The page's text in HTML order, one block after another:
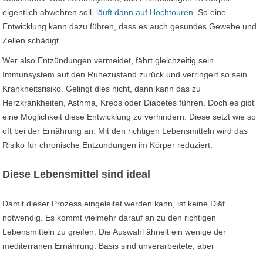
eigentlich abwehren soll, läuft dann auf Hochtouren . So eine
Entwicklung kann dazu führen, dass es auch gesundes Gewebe und
Zellen schädigt.
Wer also Entzündungen vermeidet, fährt gleichzeitig sein
Immunsystem auf den Ruhezustand zurück und verringert so sein
Krankheitsrisiko. Gelingt dies nicht, dann kann das zu
Herzkrankheiten, Asthma, Krebs oder Diabetes führen. Doch es gibt
eine Möglichkeit diese Entwicklung zu verhindern. Diese setzt wie so
oft bei der Ernährung an. Mit den richtigen Lebensmitteln wird das
Risiko für chronische Entzündungen im Körper reduziert.
Diese Lebensmittel sind ideal
Damit dieser Prozess eingeleitet werden kann, ist keine Diät
notwendig. Es kommt vielmehr darauf an zu den richtigen
Lebensmitteln zu greifen. Die Auswahl ähnelt ein wenige der
mediterranen Ernährung. Basis sind unverarbeitete, aber